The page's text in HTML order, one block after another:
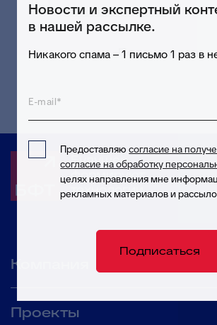
персональных данных в целях
обработки моих обращений и
Подписаться
Будущее
формируют
технологии
Компания
Проекты
Новости и экспертный
в нашей рассылке.
Никакого спама – 1 письмо 1 раз в
E-mail*
Предоставляюсогласие на
согласие на обработку
целях направления мне
рекламных материалов и
Подписаться